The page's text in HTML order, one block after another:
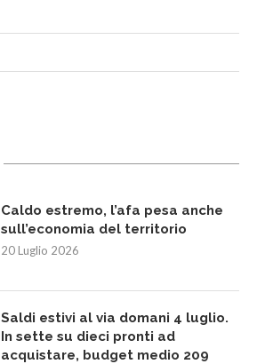
Caldo estremo, l’afa pesa anche
sull’economia del territorio
20 Luglio 2026
Saldi estivi al via domani 4 luglio.
In sette su dieci pronti ad
acquistare, budget medio 209